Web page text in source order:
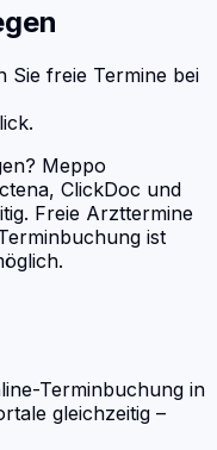
Sie freie Termine bei
Meppo
ClickDoc und
Freie Arzttermine
ist
Terminbuchung in
gleichzeitig –